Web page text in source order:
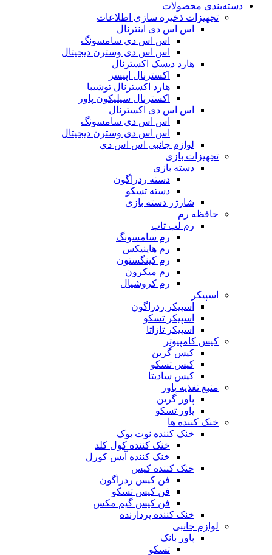
دسته‌بندی محصولات
تجهیزات ذخیره سازی اطلاعات
اس اس دی اینترنال
اس اس دی سامسونگ
اس اس دی وسترن دیجیتال
هارد دیسک اکسترنال
اکسترنال اپیسر
هارد اکسترنال توشیبا
اکسترنال سیلیکون پاور
اس اس دی اکسترنال
اس اس دی سامسونگ
اس اس دی وسترن دیجیتال
لوازم جانبی اس اس دی
تجهیزات بازی
دسته بازی
دسته ردراگون
دسته تسکو
شارژر دسته بازی
حافظه رم
رم لپ تاپ
رم سامسونگ
رم هاینیکس
رم کینگستون
رم میکرون
رم کروشیال
اسپیکر
اسپیکر ردراگون
اسپیکر تسکو
اسپیکر تازاتا
کیس کامپیوتر
کیس گرین
کیس تسکو
کیس سادیتا
منبع تغذیه‌ پاور
پاور گرین
پاور تسکو
خنک کننده ها
خنک کننده نوت بوک
خنک کننده کول کلد
خنک کننده آیس کورل
خنک کننده کیس
فن کیس ردراگون
فن کیس تسکو
فن کیس گیم مکس
خنک کننده پردازنده
لوازم جانبی
پاور بانک
تسکو